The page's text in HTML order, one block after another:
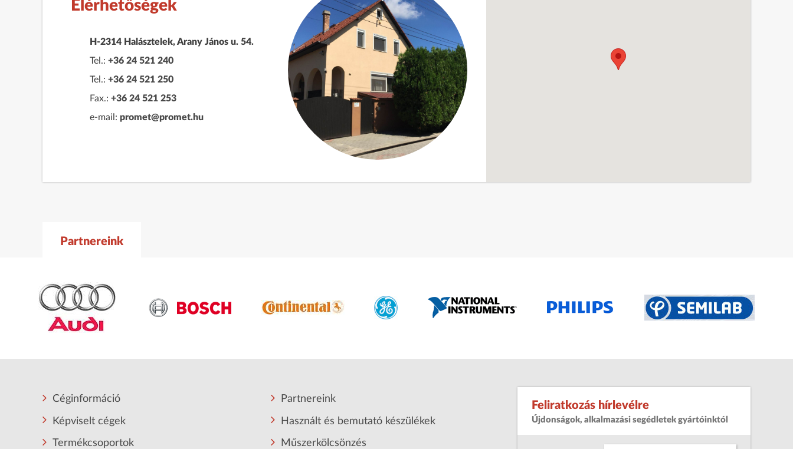
Elérhetőségek
H-2314 Halásztelek, Arany János u. 54.
Tel.: +36 24 521 240
Tel.: +36 24 521 250
Fax.: +36 24 521 253
e-mail: promet@promet.hu
Partnereink
Céginformáció
Képviselt cégek
Termékcsoportok
Partnereink
Használt és bemutató készülékek
Műszerkölcsönzés
Feliratkozás hírlevélre
Újdonságok, alkalmazási segédletek gyártóinktól